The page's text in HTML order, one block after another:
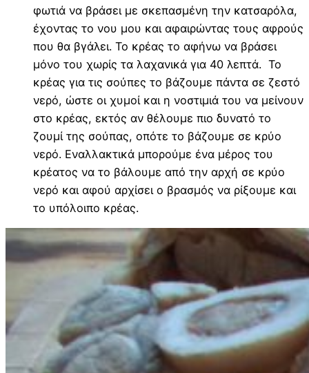
φωτιά να βράσει με σκεπασμένη την κατσαρόλα,
έχοντας το νου μου και αφαιρώντας τους αφρούς
που θα βγάλει. Το κρέας το αφήνω να βράσει
μόνο του χωρίς τα λαχανικά για 40 λεπτά. Το
κρέας για τις σούπες το βάζουμε πάντα σε ζεστό
νερό, ώστε οι χυμοί και η νοστιμιά του να μείνουν
στο κρέας, εκτός αν θέλουμε πιο δυνατό το
ζουμί της σούπας, οπότε το βάζουμε σε κρύο
νερό. Εναλλακτικά μπορούμε ένα μέρος του
κρέατος να το βάλουμε από την αρχή σε κρύο
νερό και αφού αρχίσει ο βρασμός να ρίξουμε και
το υπόλοιπο κρέας.